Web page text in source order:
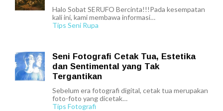
Halo Sobat SERUFO Bercinta!!!Pada kesempatan
kali ini, kami membawa informasi…
Tips Seni Rupa
Seni Fotografi Cetak Tua, Estetika
dan Sentimental yang Tak
Tergantikan
Sebelum era fotografi digital, cetak tua merupakan
foto-foto yang dicetak…
Tips Fotografi